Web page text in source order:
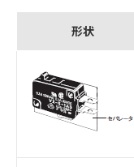
形状